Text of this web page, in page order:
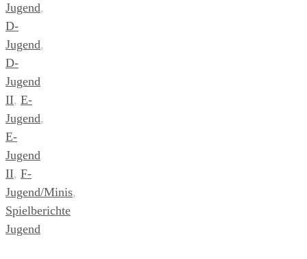
Jugend,
D-
Jugend,
D-
Jugend
II, E-
Jugend,
E-
Jugend
II, F-
Jugend/Minis,
Spielberichte
Jugend